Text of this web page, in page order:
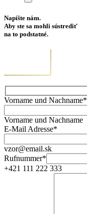
Napíšte nám.
Aby ste sa mohli sústrediť
na to podstatné.
Vorname und Nachname*
Vorname und Nachname
E-Mail Adresse*
vzor@email.sk
Rufnummer*
+421 111 222 333